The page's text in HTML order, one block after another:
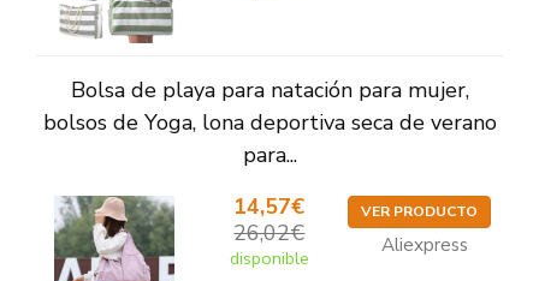
Bolsa de playa para natación para mujer,
bolsos de Yoga, lona deportiva seca de verano
para...
14,57€
26,02€
disponible
VER PRODUCTO
Aliexpress